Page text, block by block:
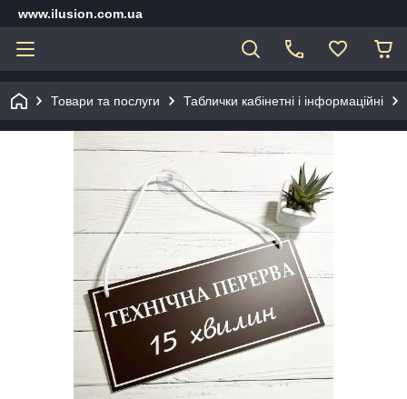
www.ilusion.com.ua
Товари та послуги Таблички кабінетні і інформаційні